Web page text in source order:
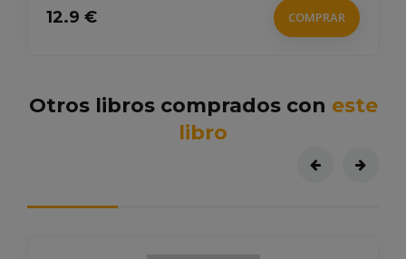
12.9 € COMPRAR
Otros libros comprados con este
libro